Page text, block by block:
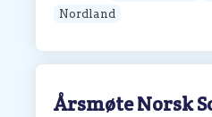
Nordland
Årsmøte Norsk